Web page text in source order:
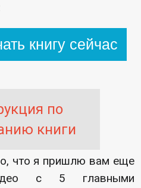
книгу сейчас
по
книги
что я пришлю вам еще
с 5 главными